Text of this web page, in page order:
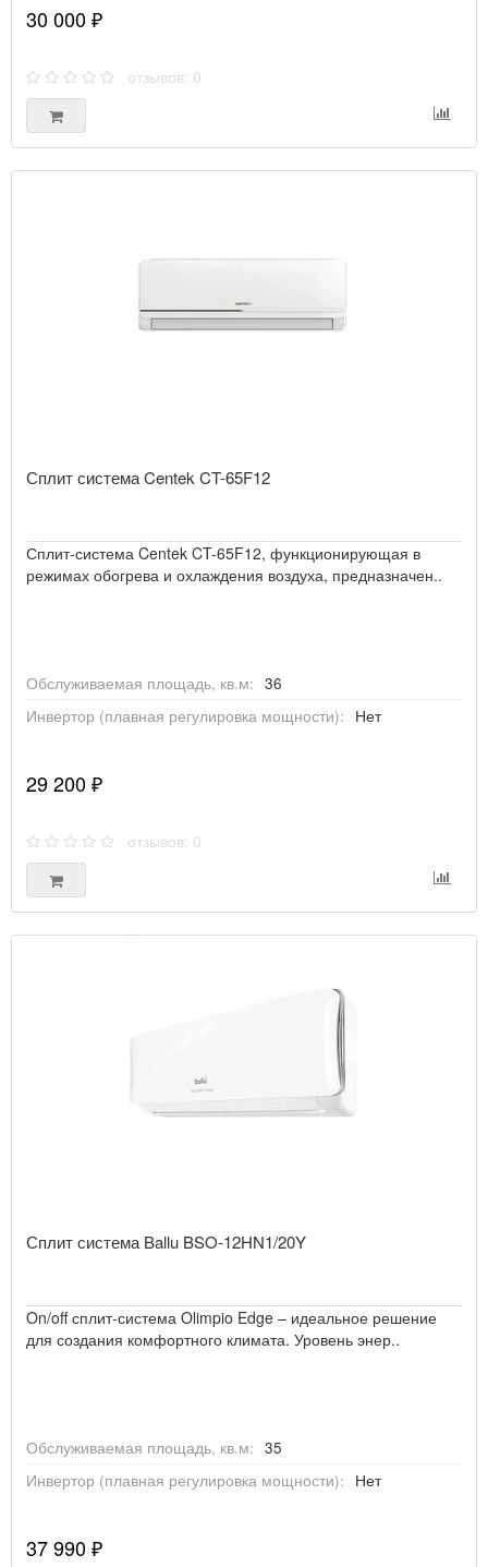
30 000 ₽
отзывов: 0
Сплит система Centek CT-65F12
Сплит-система Centek CT-65F12, функционирующая в
режимах обогрева и охлаждения воздуха, предназначен..
Обслуживаемая площадь, кв.м: 36
Инвертор (плавная регулировка мощности):
Нет
29 200 ₽
отзывов: 0
Сплит система Ballu BSO-12HN1/20Y
On/off сплит-система Olimpio Edge – идеальное решение
для создания комфортного климата. Уровень энер..
Обслуживаемая площадь, кв.м: 35
Инвертор (плавная регулировка мощности):
Нет
37 990 ₽